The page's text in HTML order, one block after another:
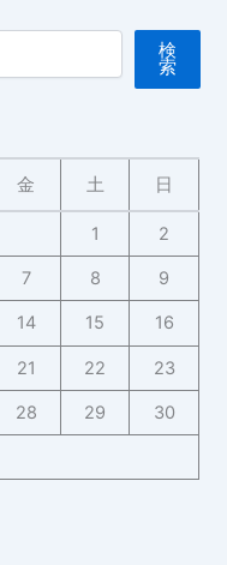
検
索
金 土 日
1 2
7 8 9
14 15 16
21 22 23
28 29 30